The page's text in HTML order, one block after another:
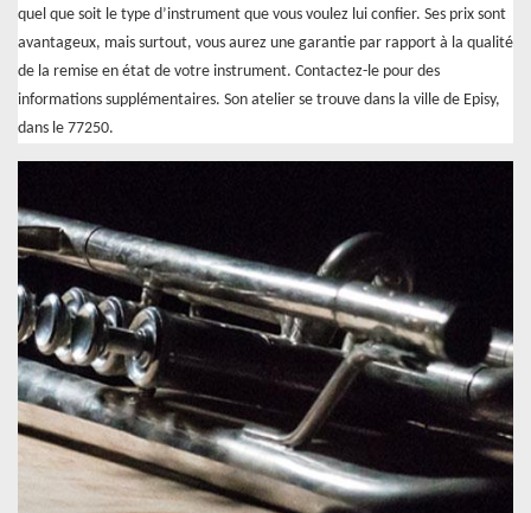
quel que soit le type d’instrument que vous voulez lui confier. Ses prix sont
avantageux, mais surtout, vous aurez une garantie par rapport à la qualité
de la remise en état de votre instrument. Contactez-le pour des
informations supplémentaires. Son atelier se trouve dans la ville de Episy,
dans le 77250.